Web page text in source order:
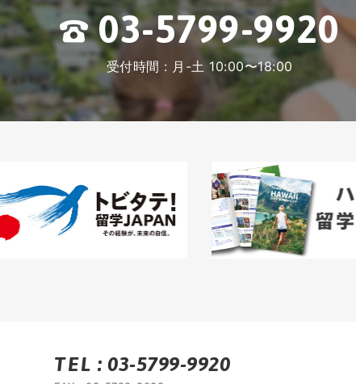
03-5799-9920
受付時間 : 月-土 10:00〜18:00
TEL : 03-5799-9920